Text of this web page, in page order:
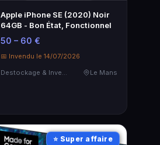
Apple iPhone SE (2020) Noir
64GB - Bon État, Fonctionnel
50 – 60 €
📅 Invendu le 14/07/2026
Le Mans
⭐ Super affaire